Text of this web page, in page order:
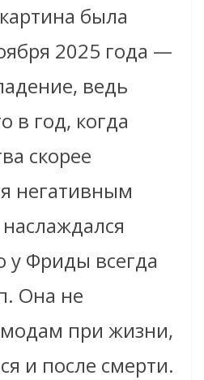
была
2025 года —
ведь
в год, когда
скорее
негативным
Фриды всегда
Она не
при жизни,
и после смерти.